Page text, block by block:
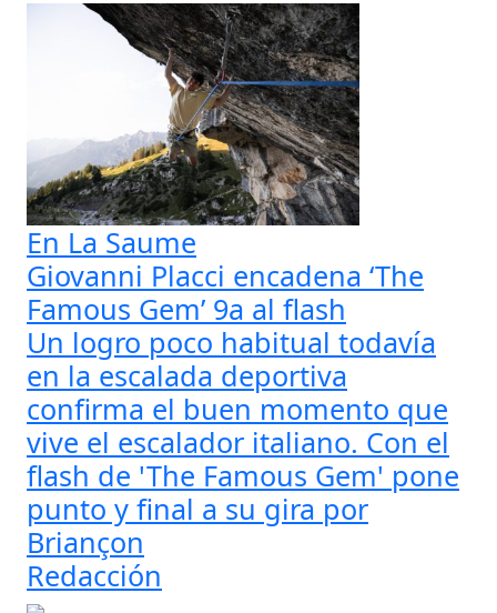
En La Saume
Giovanni Placci encadena ‘The
Famous Gem’ 9a al flash
Un logro poco habitual todavía
en la escalada deportiva
confirma el buen momento que
vive el escalador italiano. Con el
flash de 'The Famous Gem' pone
punto y final a su gira por
Briançon
Redacción